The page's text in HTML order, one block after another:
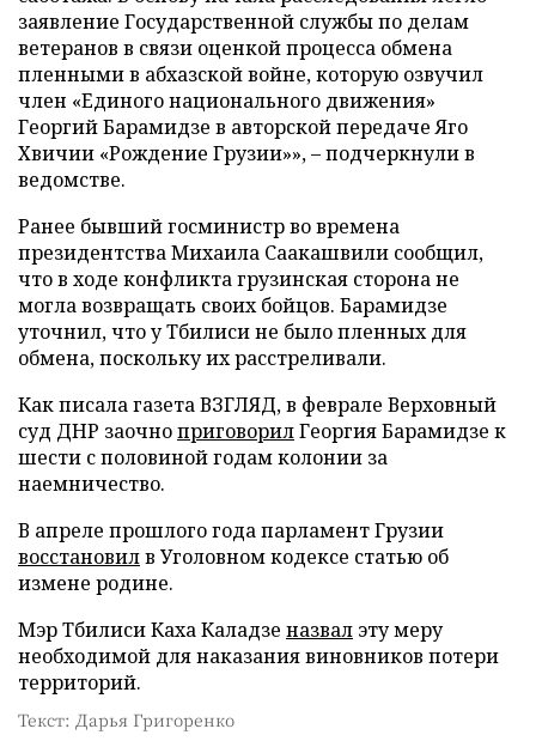
заявление Государственной службы по делам
ветеранов в связи оценкой процесса обмена
пленными в абхазской войне, которую озвучил
член «Единого национального движения»
Георгий Барамидзе в авторской передаче Яго
Хвичии «Рождение Грузии»», – подчеркнули в
ведомстве.
Ранее бывший госминистр во времена
президентства Михаила Саакашвили сообщил,
что в ходе конфликта грузинская сторона не
могла возвращать своих бойцов. Барамидзе
уточнил, что у Тбилиси не было пленных для
обмена, поскольку их расстреливали.
Как писала газета ВЗГЛЯД, в феврале Верховный
суд ДНР заочноприговорилГеоргия Барамидзе к
шести с половиной годам колонии за
наемничество.
В апреле прошлого года парламент Грузии
восстановилв Уголовном кодексе статью об
измене родине.
Мэр Тбилиси Каха Каладзе назвал эту меру
необходимой для наказания виновников потери
территорий.
Текст: Дарья Григоренко